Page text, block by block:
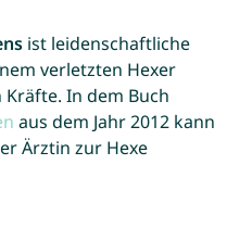
ist leidenschaftliche
verletzten Hexer
In dem Buch
aus dem Jahr 2012 kann
Ärztin zur Hexe